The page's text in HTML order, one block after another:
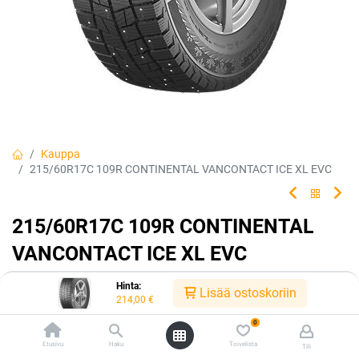
Hinta:
214,00 € Lisää ostoskoriin
Etusivu Haku
0
Toivelista Tili
Kauppa
215/60R17C 109R CONTINENTAL VANCONTACT ICE XL EVC
215/60R17C 109R CONTINENTAL
VANCONTACT ICE XL EVC
4019238094237 Tuotekoodi:226009
214,00€/ kpl
Saatavilla